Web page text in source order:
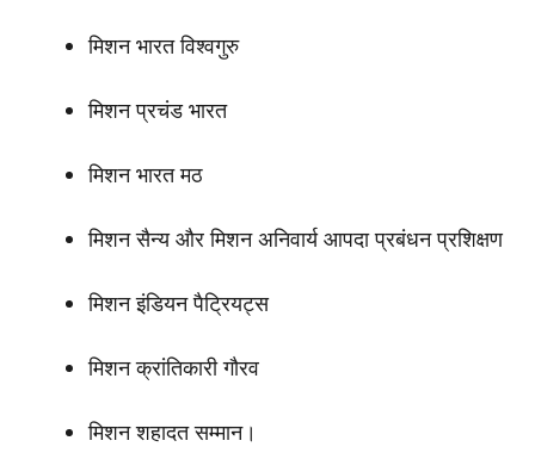
मिशन भारत विश्वगुरु
मिशन प्रचंड भारत
मिशन भारत मठ
मिशन सैन्य और मिशन अनिवार्य आपदा प्रबंधन प्रशिक्षण
मिशन इंडियन पैट्रियट्स
मिशन क्रांतिकारी गौरव
मिशन शहादत सम्मान।